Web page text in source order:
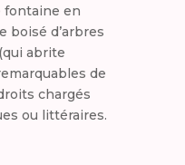
fontaine en
boisé d’arbres
abrite
de
chargés
ou littéraires.